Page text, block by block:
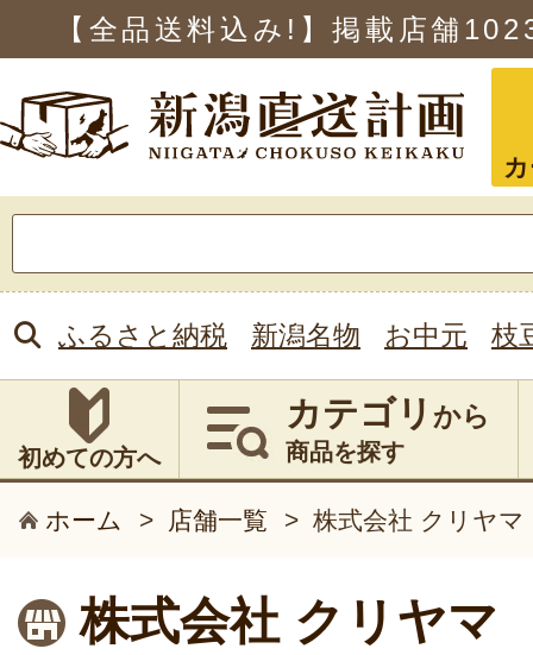
【全品送料込み!】掲載店舗
索:
ふるさと納税 新潟名物 お中元 枝
初めての方へ
カテゴリ から
商品を探す
ホーム > 店舗一覧 > 株式会社 クリヤマ
株式会社 クリヤマ